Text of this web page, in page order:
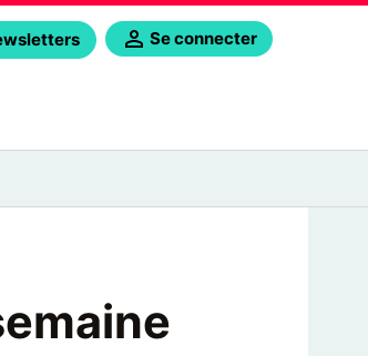
Se connecter